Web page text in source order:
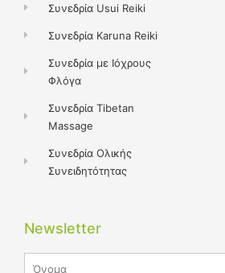
Συνεδρία Usui Reiki
Συνεδρία Karuna Reiki
Συνεδρία με Ιόχρους
Φλόγα
Συνεδρία Tibetan
Massage
Συνεδρία Ολικής
Συνειδητότητας
Newsletter